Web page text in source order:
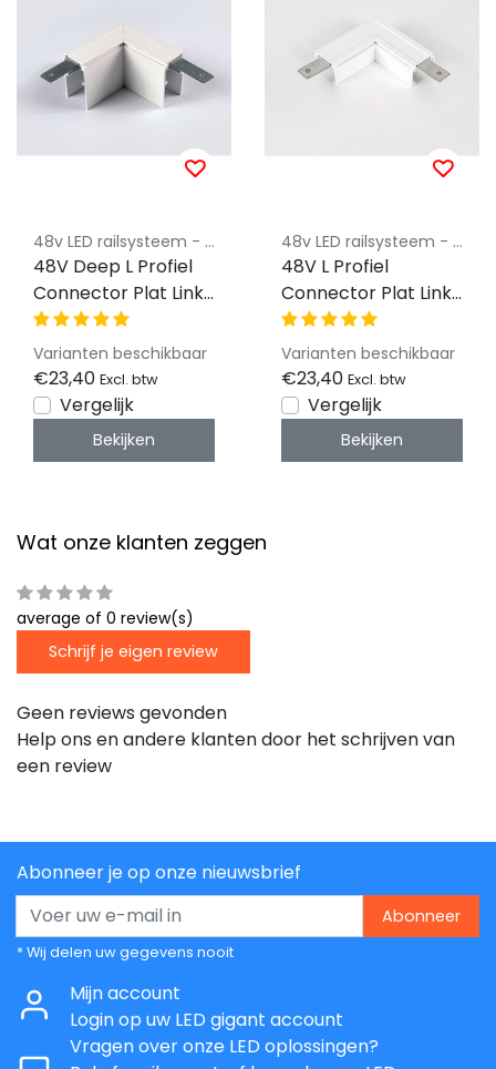
48v LED railsysteem - Powergear
48V Deep L Profiel
Connector Plat Links
- Wit
Varianten beschikbaar
€23,40 Excl. btw
Vergelijk
Bekijken
48v LED railsysteem - Powergear
48V L Profiel
Connector Plat Links
- Wit
Varianten beschikbaar
€23,40 Excl. btw
Vergelijk
Bekijken
Wat onze klanten zeggen
average of 0 review(s)
Schrijf je eigen review
Geen reviews gevonden
Help ons en andere klanten door het schrijven van
een review
Abonneer je op onze nieuwsbrief
Abonneer
* Wij delen uw gegevens nooit
Mijn account
Login op uw LED gigant account
Vragen over onze LED oplossingen?